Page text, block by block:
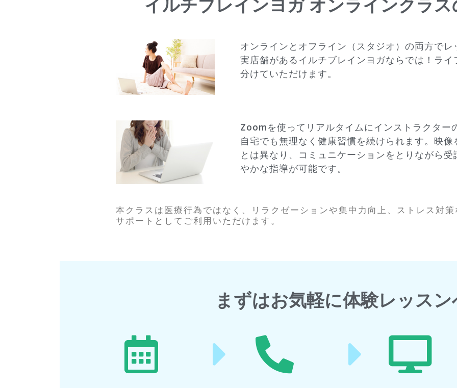
イルチブレインヨガ オンラインクラ
オンラインとオフライン（スタジオ）の両方で
実店舗があるイルチブレインヨガならでは！ラ
分けていただけます。
Zoomを使ってリアルタイムにインストラクター
自宅でも無理なく健康習慣を続けられます。映
とは異なり、コミュニケーションをとりながら
やかな指導が可能です。
本クラスは医療行為ではなく、リラクゼーションや集中力向上、ストレス対
サポートとしてご利用いただけます。
まずはお気軽に体験レッスン